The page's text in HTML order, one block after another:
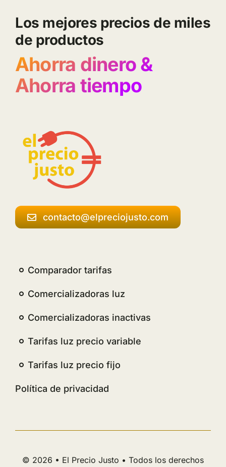
Los mejores precios de miles
de productos
Ahorra dinero &
Ahorra tiempo
contacto@elpreciojusto.com
Comparador tarifas
Comercializadoras luz
Comercializadoras inactivas
Tarifas luz precio variable
Tarifas luz precio fijo
Política de privacidad
© 2026 • El Precio Justo • Todos los derechos